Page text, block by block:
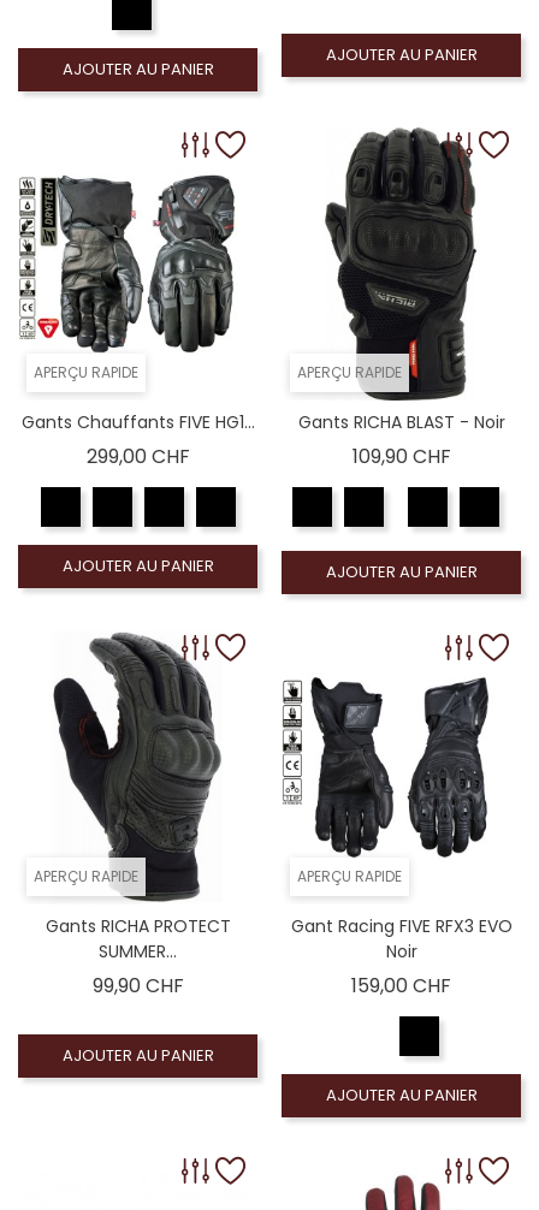
AJOUTER AU PANIER
AJOUTER AU PANIER
APERÇU RAPIDE
Gants Chauffants FIVE HG1...
299,00 CHFPrix
AJOUTER AU PANIER
APERÇU RAPIDE
Gants RICHA BLAST - Noir
109,90 CHFPrix
AJOUTER AU PANIER
APERÇU RAPIDE
Gants RICHA PROTECT
SUMMER...
99,90 CHFPrix
AJOUTER AU PANIER
APERÇU RAPIDE
Gant Racing FIVE RFX3 EVO
Noir
159,00 CHF
AJOUTER AU PANIER